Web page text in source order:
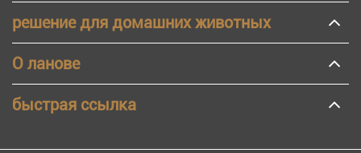
решение для домашних животных
О ланове
быстрая ссылка